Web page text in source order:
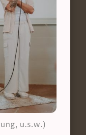
u.s.w.)